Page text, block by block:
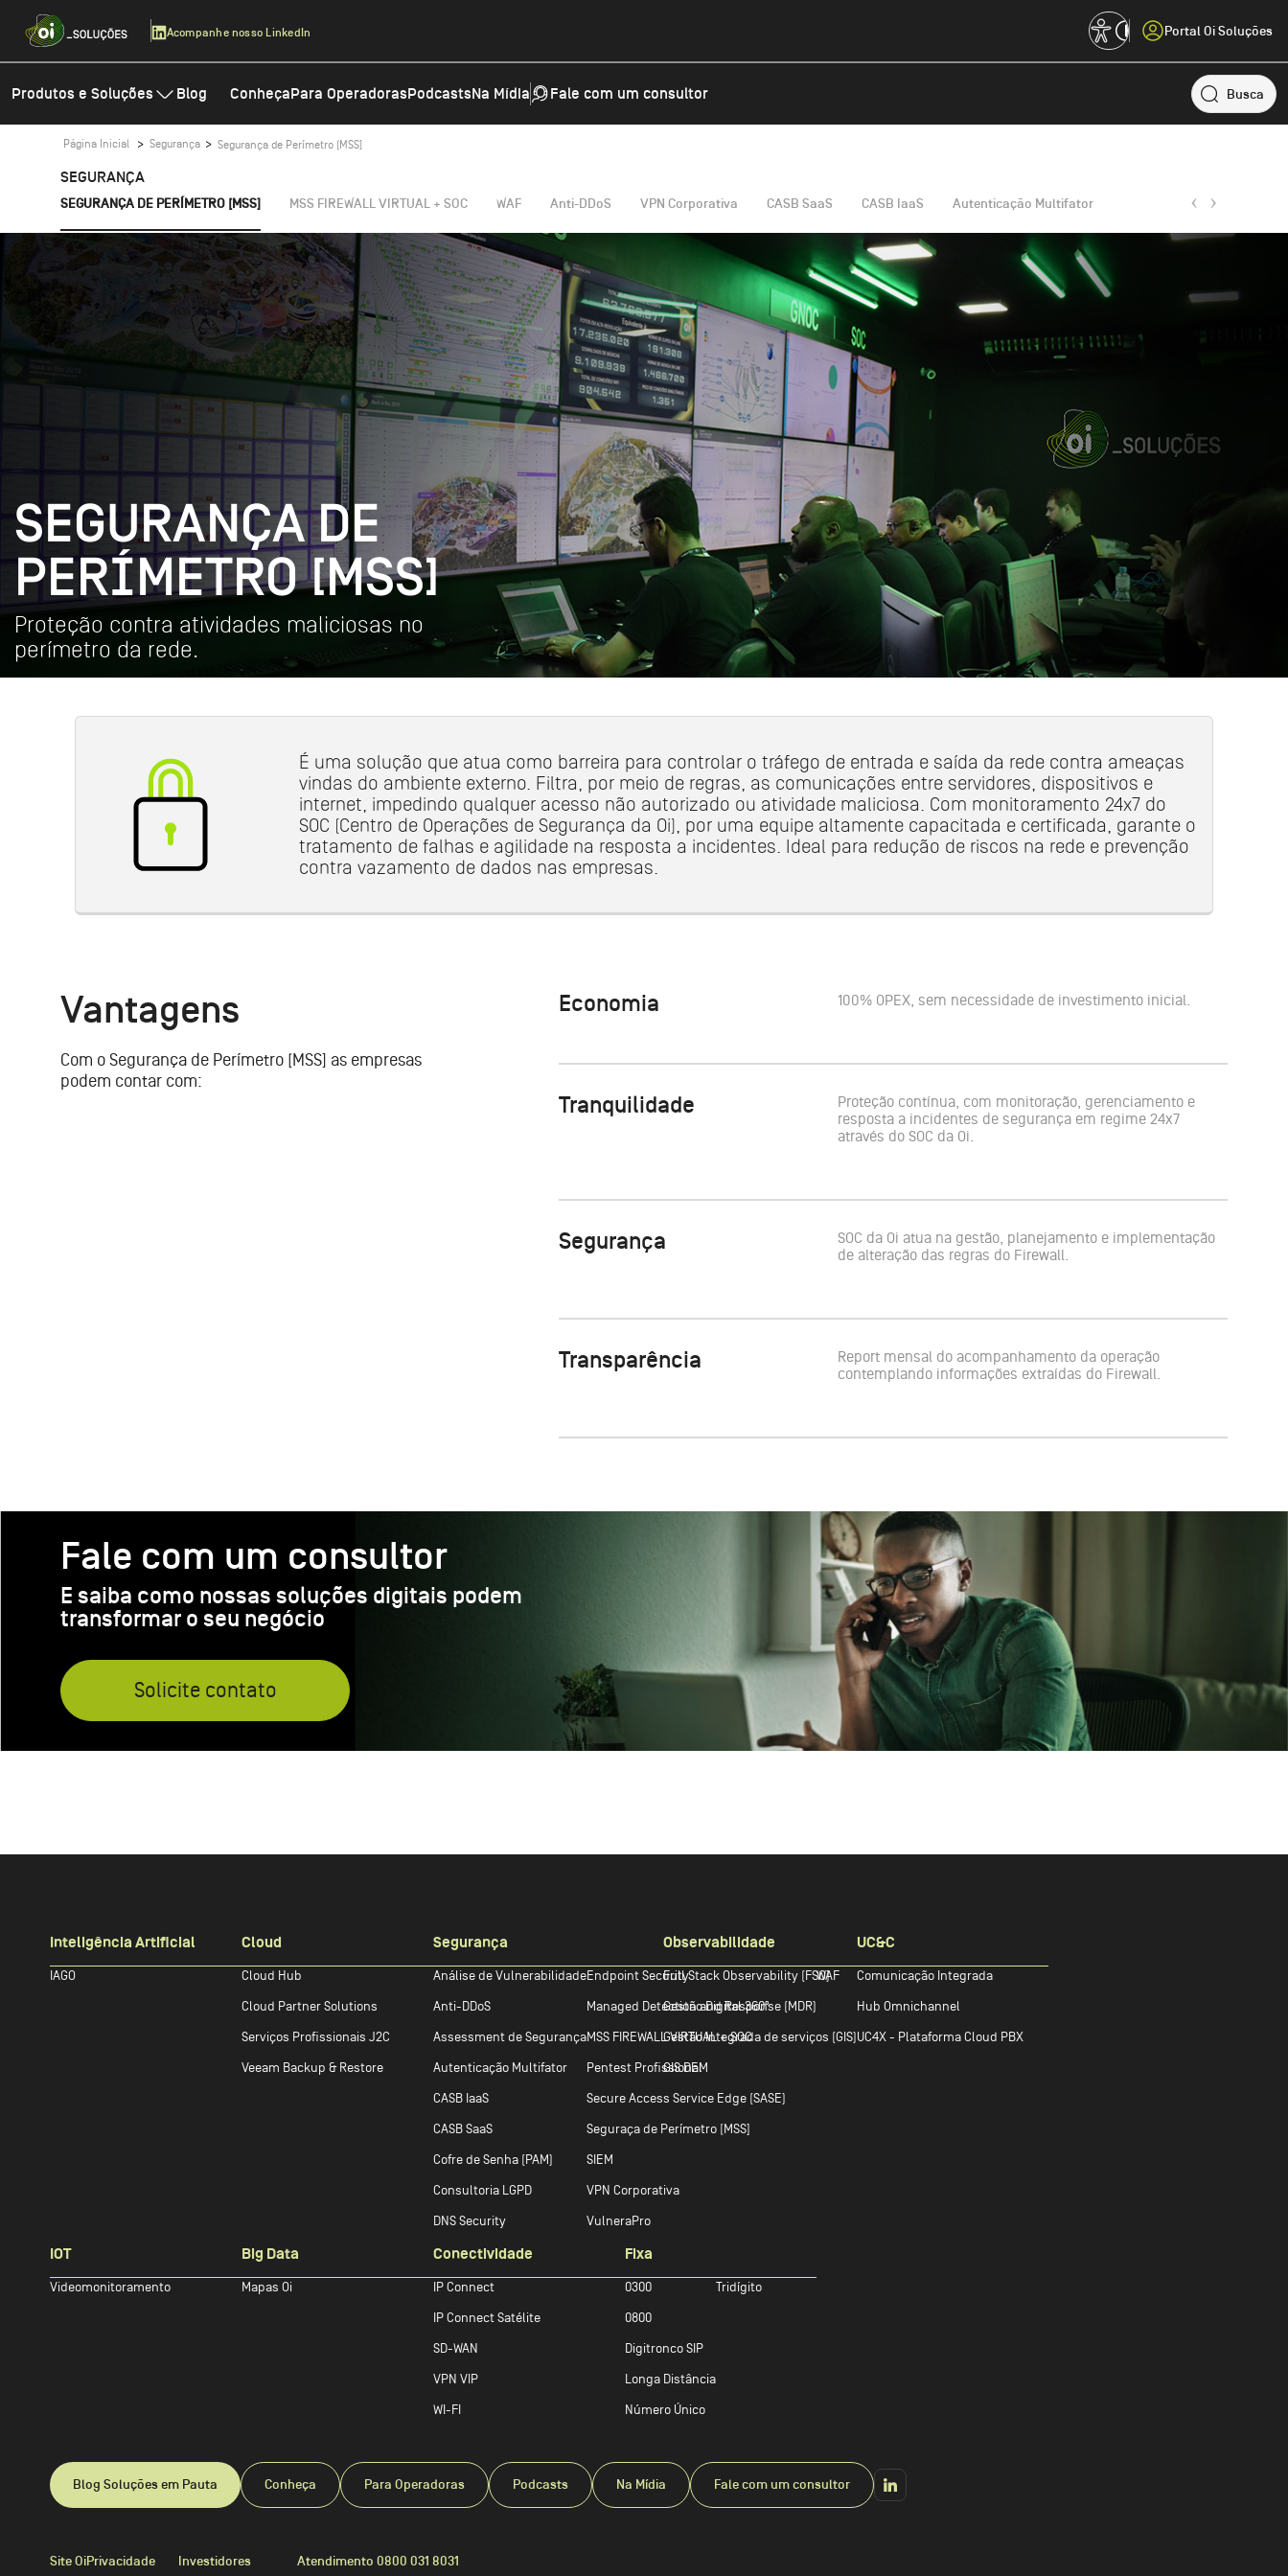
| Acompanhe nosso LinkedIn Portal Oi Soluções
Produtos e Soluções Blog ConheçaPara OperadorasPodcastsNa Mídia Fale com um consultor Busca
Inteligência Artificial Cloud
Veeam Backup & Restore
Explore Cloud
Segurança
SIEM
Explore Segurança
Outros
Internet das coisas Análise de dados e insights
Conectividade
Rede e transmissão de dados
Fixa
Serviços de telefonia
Página Inicial Segurança Segurança de Perímetro [MSS]
SEGURANÇA
SEGURANÇA DE PERÍMETRO [MSS] MSS FIREWALL VIRTUAL + SOC WAF Anti-DDoS VPN Corporativa CASB SaaS CASB IaaS Autenticação Multifator
SEGURANÇA DE
PERÍMETRO [MSS]
Proteção contra atividades maliciosas no
perímetro da rede.
É uma solução que atua como barreira para controlar o tráfego de entrada e saída da rede contra ameaças
vindas do ambiente externo. Filtra, por meio de regras, as comunicações entre servidores, dispositivos e
internet, impedindo qualquer acesso não autorizado ou atividade maliciosa. Com monitoramento 24x7 do
SOC (Centro de Operações de Segurança da Oi), por uma equipe altamente capacitada e certificada, garante o
tratamento de falhas e agilidade na resposta a incidentes. Ideal para redução de riscos na rede e prevenção
contra vazamento de dados nas empresas.
Vantagens
Com o Segurança de Perímetro [MSS] as empresas
podem contar com:
Economia 100% OPEX, sem necessidade de investimento inicial.
Tranquilidade
Proteção contínua, com monitoração, gerenciamento e
resposta a incidentes de segurança em regime 24x7
através do SOC da Oi.
Segurança
SOC da Oi atua na gestão, planejamento e implementação
de alteração das regras do Firewall.
Transparência
Report mensal do acompanhamento da operação
contemplando informações extraídas do Firewall.
Fale com um consultor
E saiba como nossas soluções digitais podem
transformar o seu negócio
Solicite contato
Inteligência Artificial
IAGO
Cloud
Cloud Hub
Cloud Partner Solutions
Serviços Profissionais J2C
Veeam Backup & Restore
Segurança
Análise de Vulnerabilidade
Anti-DDoS
Assessment de Segurança
Autenticação Multifator
CASB IaaS
CASB SaaS
Cofre de Senha (PAM)
Consultoria LGPD
DNS Security
Endpoint Security
Managed Detection and Response (MDR)
MSS FIREWALL VIRTUAL + SOC
Pentest Profissional
Secure Access Service Edge (SASE)
Seguraça de Perímetro [MSS]
SIEM
VPN Corporativa
VulneraPro
WAF
Observabilidade
Full Stack Observability (FSO)
Gestão Digital 360º
Gestão Integrada de serviços (GIS)
GIS DEM
UC&C
Comunicação Integrada
Hub Omnichannel
UC4X - Plataforma Cloud PBX
IOT
Videomonitoramento
Big Data
Mapas Oi
Conectividade
IP Connect
IP Connect Satélite
SD-WAN
VPN VIP
WI-FI
Fixa
0300
0800
Digitronco SIP
Longa Distância
Número Único
Tridígito
Blog Soluções em Pauta Conheça Para Operadoras Podcasts Na Mídia Fale com um consultor
Site OiPrivacidade Investidores Atendimento 0800 031 8031